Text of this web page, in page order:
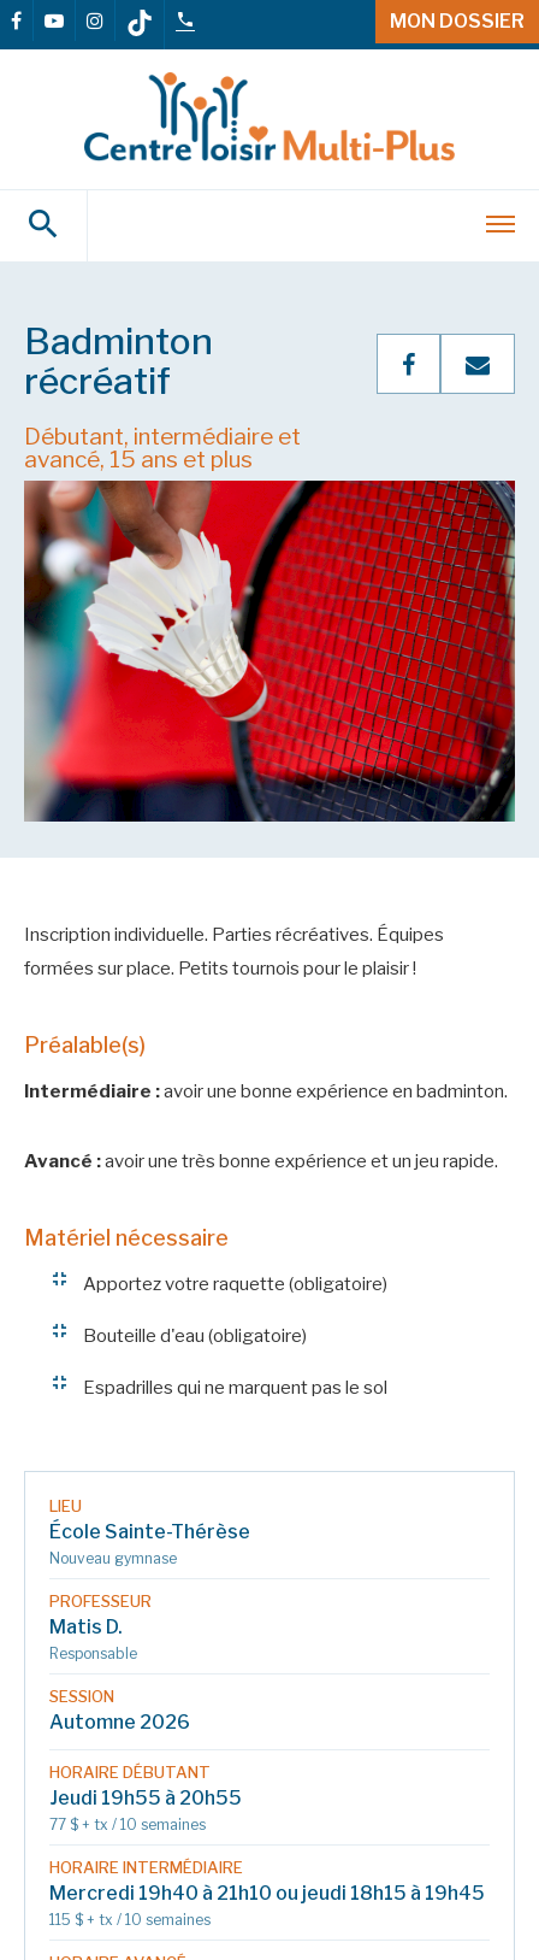
MON DOSSIER
Badminton
récréatif
Débutant, intermédiaire et
avancé, 15 ans et plus
Inscription individuelle. Parties récréatives. Équipes
formées sur place. Petits tournois pour le plaisir !
Préalable(s)
Intermédiaire :avoir une bonne expérience en badminton.
Avancé :avoir une très bonne expérience et un jeu rapide.
Matériel nécessaire
Apportez votre raquette (obligatoire)
Bouteille d'eau (obligatoire)
Espadrilles qui ne marquent pas le sol
LIEU
École Sainte-Thérèse
Nouveau gymnase
PROFESSEUR
Matis D.
Responsable
SESSION
Automne 2026
HORAIRE DÉBUTANT
Jeudi 19h55 à 20h55
77 $ + tx / 10 semaines
HORAIRE INTERMÉDIAIRE
Mercredi 19h40 à 21h10 ou jeudi 18h15 à 19h45
115 $ + tx / 10 semaines